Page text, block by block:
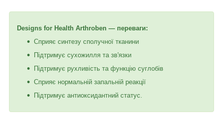
Designs for Health Arthroben — переваги:
Сприяє синтезу сполучної тканини
Підтримує сухожилля та зв'язки
Підтримує рухливість та функцію суглобів
Сприяє нормальній запальній реакції
Підтримує антиоксидантний статус.